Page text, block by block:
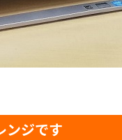
ンジです